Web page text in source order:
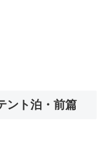
ント泊・前篇